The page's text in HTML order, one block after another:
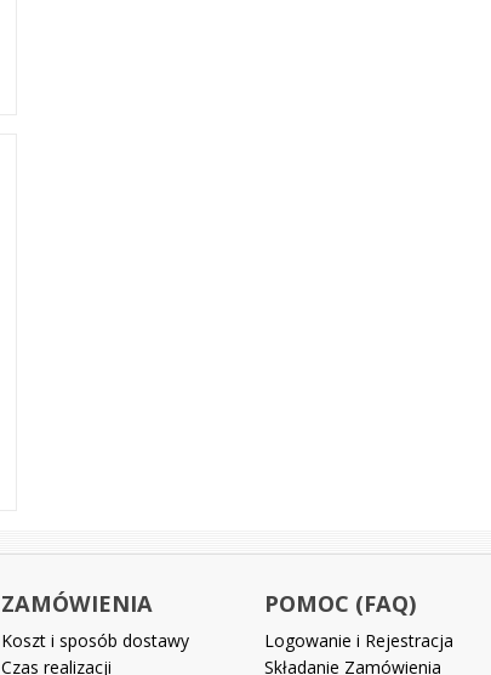
ZAMÓWIENIA
Koszt i sposób dostawy
Czas realizacji
POMOC (FAQ)
Logowanie i Rejestracja
Składanie Zamówienia